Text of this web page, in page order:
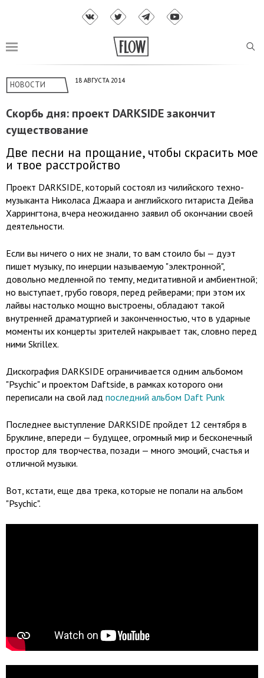
НОВОСТИ 18 АВГУСТА 2014
Скорбь дня: проект DARKSIDE закончит
существование
Две песни на прощание, чтобы скрасить мое
и твое расстройство
Проект DARKSIDE, который состоял из чилийского техно-
музыканта Николаса Джаара и английского гитариста Дейва
Харрингтона, вчера неожиданно заявил об окончании своей
деятельности.
Если вы ничего о них не знали, то вам стоило бы — дуэт
пишет музыку, по инерции называемую "электронной",
довольно медленной по темпу, медитативной и амбиентной;
но выступает, грубо говоря, перед рейверами; при этом их
лайвы настолько мощно выстроены, обладают такой
внутренней драматургией и законченностью, что в ударные
моменты их концерты зрителей накрывает так, словно перед
ними Skrillex.
Дискография DARKSIDE ограничивается одним альбомом
"Psychic" и проектом Daftside, в рамках которого они
переписали на свой лад последний альбом Daft Punk
Последнее выступление DARKSIDE пройдет 12 сентября в
Бруклине, впереди — будущее, огромный мир и бесконечный
простор для творчества, позади — много эмоций, счастья и
отличной музыки.
Вот, кстати, еще два трека, которые не попали на альбом
"Psychic".